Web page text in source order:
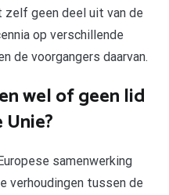
zelf geen deel uit van de
op verschillende
de voorgangers daarvan.
wel of geen lid
samenwerking
verhoudingen tussen de